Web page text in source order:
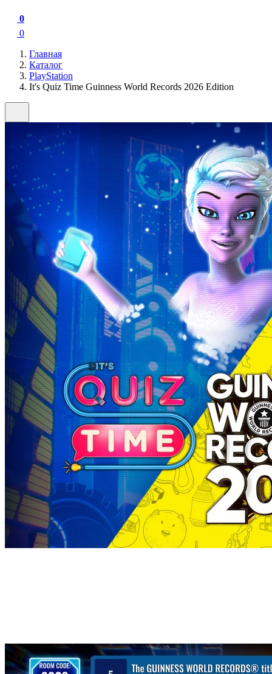
0
0
Главная
Каталог
PlayStation
It's Quiz Time Guinness World Records 2026 Edition